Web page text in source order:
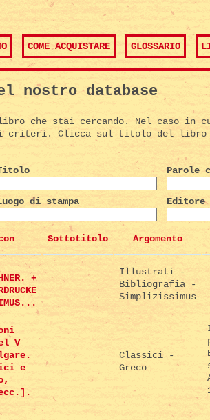
COME ACQUISTARE GLOSSARIO
database
che stai cercando. Nel caso
Clicca sul titolo del libro
Parole
di stampa Editore
Sottotitolo Argomento
+
Illustrati -
Bibliografia -
Simplizissimus
V
e
Classici -
Greco